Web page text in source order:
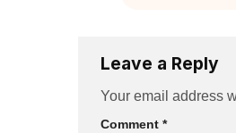
Leave a Reply
Your email address
Comment *